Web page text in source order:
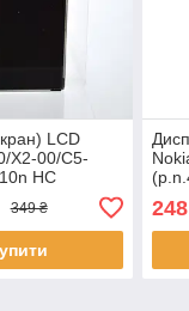
LCD
X2-00/C5-
HC
349 ₴